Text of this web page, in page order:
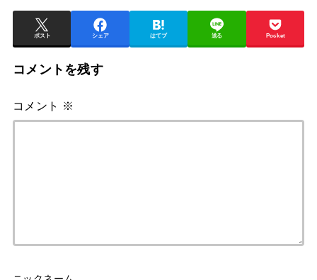
ポスト シェア はてブ 送る Pocket
コメントを残す
コメント ※